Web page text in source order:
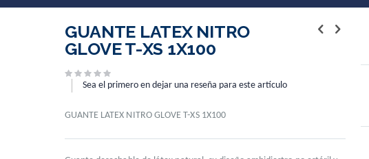
GUANTE LATEX NITRO
GLOVE T-XS 1X100
Sea el primero en dejar una reseña para este artículo
GUANTE LATEX NITRO GLOVE T-XS 1X100